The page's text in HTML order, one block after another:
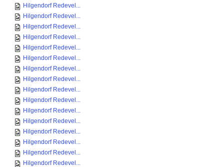
Hilgendorf Redevel...
Hilgendorf Redevel...
Hilgendorf Redevel...
Hilgendorf Redevel...
Hilgendorf Redevel...
Hilgendorf Redevel...
Hilgendorf Redevel...
Hilgendorf Redevel...
Hilgendorf Redevel...
Hilgendorf Redevel...
Hilgendorf Redevel...
Hilgendorf Redevel...
Hilgendorf Redevel...
Hilgendorf Redevel...
Hilgendorf Redevel...
Hilgendorf Redevel...